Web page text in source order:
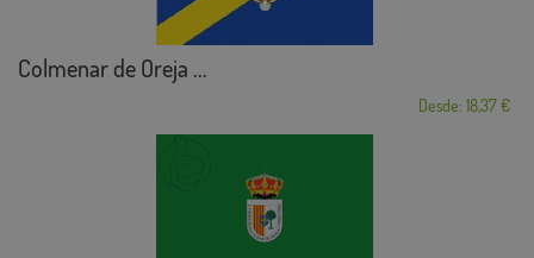
Colmenar de Oreja ...
Desde: 18,37 €